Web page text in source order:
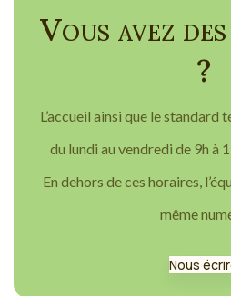
Vous avez
?
L’accueil ainsi que le standard
du lundi au vendredi de 9h à
En dehors de ces horaires,
même
Nous